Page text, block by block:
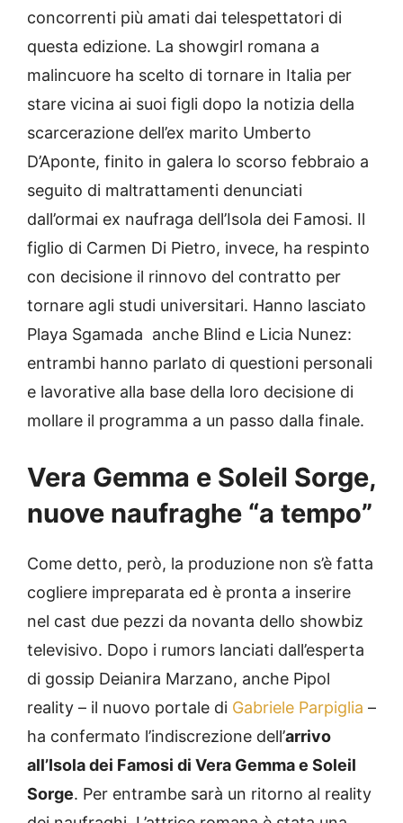
concorrenti più amati dai telespettatori di
questa edizione. La showgirl romana a
malincuore ha scelto di tornare in Italia per
stare vicina ai suoi figli dopo la notizia della
scarcerazione dell’ex marito Umberto
D’Aponte, finito in galera lo scorso febbraio a
seguito di maltrattamenti denunciati
dall’ormai ex naufraga dell’Isola dei Famosi. Il
figlio di Carmen Di Pietro, invece, ha respinto
con decisione il rinnovo del contratto per
tornare agli studi universitari. Hanno lasciato
Playa Sgamada anche Blind e Licia Nunez:
entrambi hanno parlato di questioni personali
e lavorative alla base della loro decisione di
mollare il programma a un passo dalla finale.
Vera Gemma e Soleil Sorge,
nuove naufraghe “a tempo”
Come detto, però, la produzione non s’è fatta
cogliere impreparata ed è pronta a inserire
nel cast due pezzi da novanta dello showbiz
televisivo. Dopo i rumors lanciati dall’esperta
di gossip Deianira Marzano, anche Pipol
reality – il nuovo portale di Gabriele Parpiglia –
ha confermato l’indiscrezione dell’arrivo
all’Isola dei Famosi di Vera Gemma e Soleil
Sorge. Per entrambe sarà un ritorno al reality